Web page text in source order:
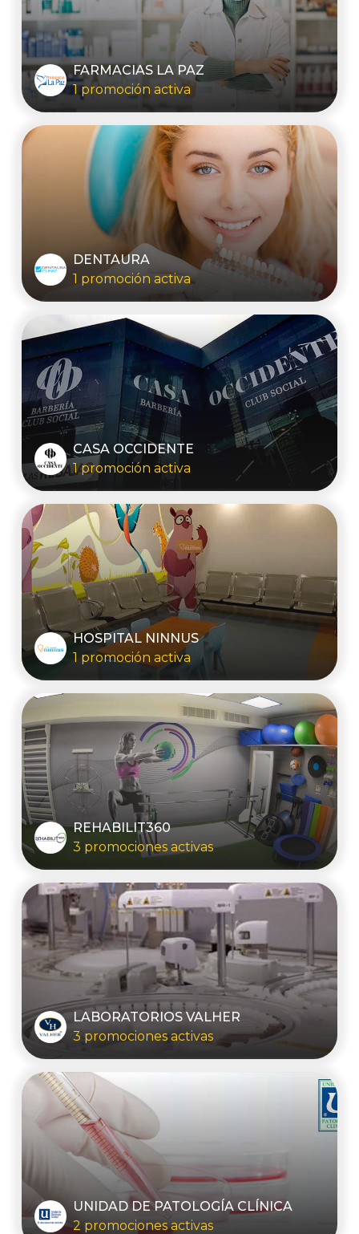
FARMACIAS LA PAZ
1 promoción activa
DENTAURA
1 promoción activa
CASA OCCIDENTE
1 promoción activa
HOSPITAL NINNUS
1 promoción activa
REHABILIT360
3 promociones activas
LABORATORIOS VALHER
3 promociones activas
UNIDAD DE PATOLOGÍA CLÍNICA
2 promociones activas